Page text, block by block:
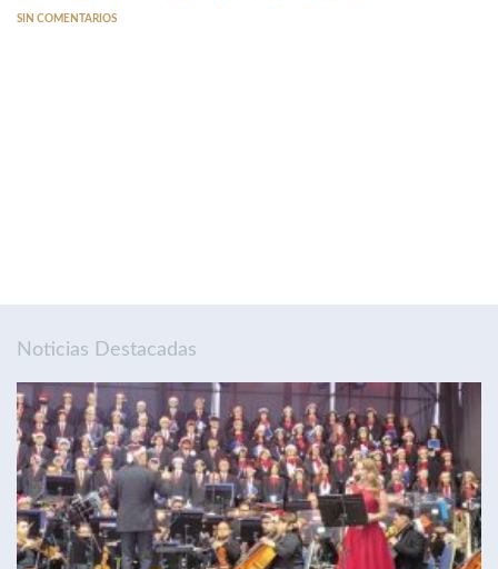
SIN COMENTARIOS
Noticias Destacadas